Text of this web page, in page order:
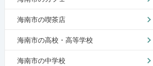
海南市の喫茶店
海南市の高校・高等学校
海南市の中学校